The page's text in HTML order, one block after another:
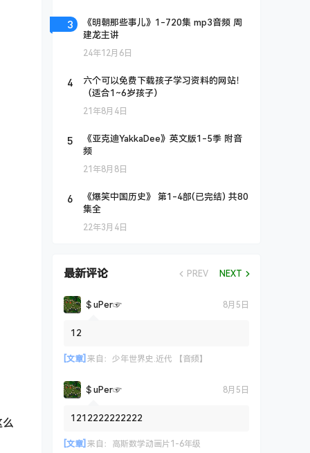
3
《明朝那些事儿》1-720集 mp3音频 周
建龙主讲
24年12月6日
4
六个可以免费下载孩子学习资料的网站！
（适合1~6岁孩子）
21年8月4日
5
《亚克迪YakkaDee》英文版1-5季 附音
频
21年8月8日
6
《爆笑中国历史》 第1-4部(已完结) 共80
集全
22年3月4日
最新评论 PREV NEXT
＄uΡer☞ 8月5日
12
[文章] 来自： 少年世界史.近代 【音频】
＄uΡer☞ 8月5日
1212222222222
[文章] 来自： 高斯数学动画片1-6年级